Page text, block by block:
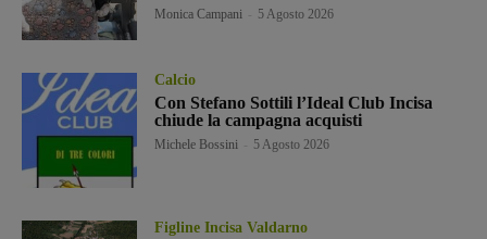
Monica Campani 5 Agosto 2026
Calcio
Con Stefano Sottili l’Ideal Club Incisa
chiude la campagna acquisti
Michele Bossini 5 Agosto 2026
Figline Incisa Valdarno